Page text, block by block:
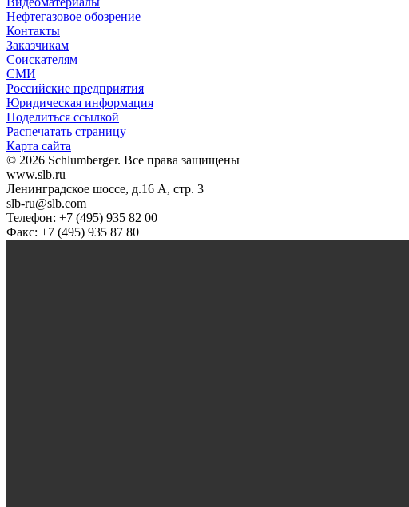
Нефтегазовое обозрение
Контакты
Заказчикам
Соискателям
СМИ
Российские предприятия
Юридическая информация
Поделиться ссылкой
Распечатать страницу
Карта сайта
© 2026 Schlumberger. Все права защищены
www.slb.ru
Ленинградское шоссе, д.16 А, стр. 3
slb-ru@slb.com
Телефон: +7 (495) 935 82 00
Факс: +7 (495) 935 87 80